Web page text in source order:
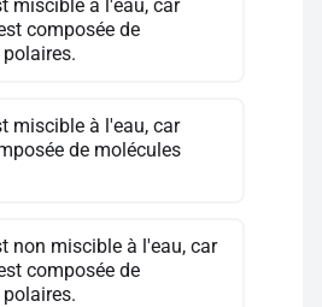
miscible à l'eau, car
composée de
miscible à l'eau, car
de molécules
non miscible à l'eau, car
composée de